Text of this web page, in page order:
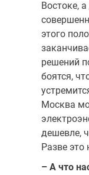
Востоке,
этого
решений
боятся,
Москва
дешевле,
Разве это
– А что